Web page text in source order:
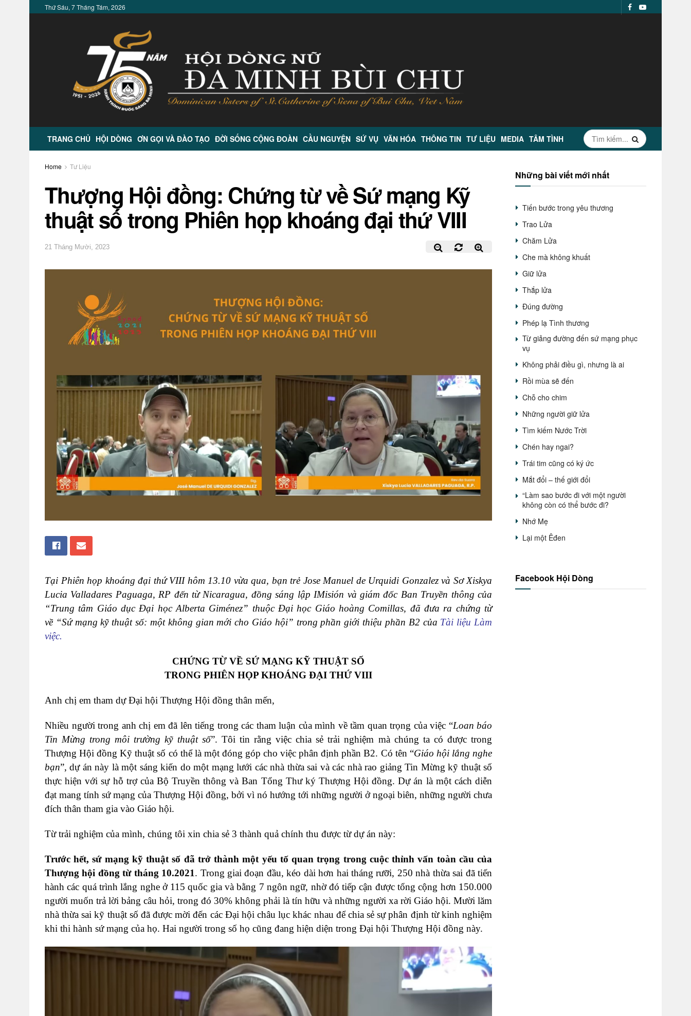
Thứ Sáu, 7 Tháng Tám, 2026
TRANG CHỦ HỘI DÒNG ƠN GỌI VÀ ĐÀO TẠO ĐỜI SỐNG CỘNG ĐOÀN CẦU NGUYỆN SỨ VỤ VĂN HÓA THÔNG TIN TƯ LIỆU MEDIA TÂM TÌNH
Home Tư Liệu
Thượng Hội đồng: Chứng từ về Sứ mạng Kỹ
thuật số trong Phiên họp khoáng đại thứ VIII
21 Tháng Mười, 2023
Tại Phiên họp khoáng đại thứ VIIIhôm 13.10 vừa qua, bạn trẻ Jose Manuel de Urquidi Gonzalez và SơXiskya
Lucia Valladares Paguaga, RP đến từ Nicaragua, đồng sáng lập IMisión và giám đốc Ban Truyền thông của
“Trung tâm Giáo dục Đại học Alberta Giménez” thuộc Đại học Giáo hoàng Comillas, đã đưa ra chứng từ
về “Sứ mạng kỹ thuật số: một không gian mới cho Giáo hội” trong phần giới thiệu phần B2 của Tài liệu Làm
việc.
CHỨNG TỪ VỀ SỨ MẠNG KỸ THUẬT SỐ
TRONG PHIÊN HỌP KHOÁNG ĐẠI THỨ VIII
Anh chị em tham dự Đại hội Thượng Hội đồng thân mến,
Nhiều người trong anh chị em đã lên tiếng trong các tham luận của mình về tầm quan trọng của việc “Loan báo
Tin Mừng trong môi trường kỹ thuật số”. Tôi tin rằng việc chia sẻ trải nghiệm mà chúng ta có được trong
Thượng Hội đồng Kỹ thuật số có thể là một đóng góp cho việc phân định phần B2. Có tên “Giáo hội lắng nghe
bạn”, dự án này là một sáng kiến do một mạng lưới các nhà thừa sai và các nhà rao giảng Tin Mừng kỹ thuật số
thực hiện với sự hỗ trợ của Bộ Truyền thông và Ban Tổng Thư ký Thượng Hội đồng. Dự án là một cách diễn
đạt mang tính sứ mạng của Thượng Hội đồng, bởi vì nó hướng tới những người ở ngoại biên, những người chưa
đích thân tham gia vào Giáo hội.
Từ trải nghiệm của mình, chúng tôi xin chia sẻ 3 thành quả chính thu được từ dự án này:
Trước hết, sứ mạng kỹ thuật số đã trở thành một yếu tố quan trọng trong cuộc thỉnh vấn toàn cầu của
Thượng hội đồng từ tháng 10.2021. Trong giai đoạn đầu, kéo dài hơn hai tháng rưỡi, 250 nhà thừa sai đã tiến
hành các quá trình lắng nghe ở 115 quốc gia và bằng 7 ngôn ngữ, nhờ đó tiếp cận được tổng cộng hơn 150.000
người muốn trả lời bảng câu hỏi, trong đó 30% không phải là tín hữu và những người xa rời Giáo hội. Mười lăm
nhà thừa sai kỹ thuật số đã được mời đến các Đại hội châu lục khác nhau để chia sẻ sự phân định từ kinh nghiệm
khi thi hành sứ mạng của họ. Hai người trong số họ cũng đang hiện diện trong Đại hội Thượng Hội đồng này.
Những bài viết mới nhất
Tiến bước trong yêu thương
Trao Lửa
Chăm Lửa
Che mà không khuất
Giữ lửa
Thắp lửa
Đúng đường
Phép lạ Tình thương
Từ giảng đường đến sứ mạng phục
vụ
Không phải điều gì, nhưng là ai
Rồi mùa sẽ đến
Chỗ cho chim
Những người giữ lửa
Tìm kiếm Nước Trời
Chén hay ngai?
Trái tim cũng có ký ức
Mắt đổi – thế giới đổi
“Làm sao bước đi với một người
không còn có thể bước đi?
Nhớ Mẹ
Lại một Êđen
Facebook Hội Dòng